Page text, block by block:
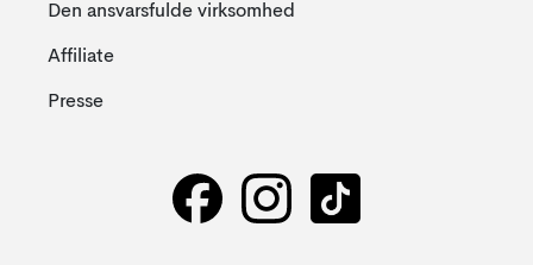
Den ansvarsfulde virksomhed
Affiliate
Presse